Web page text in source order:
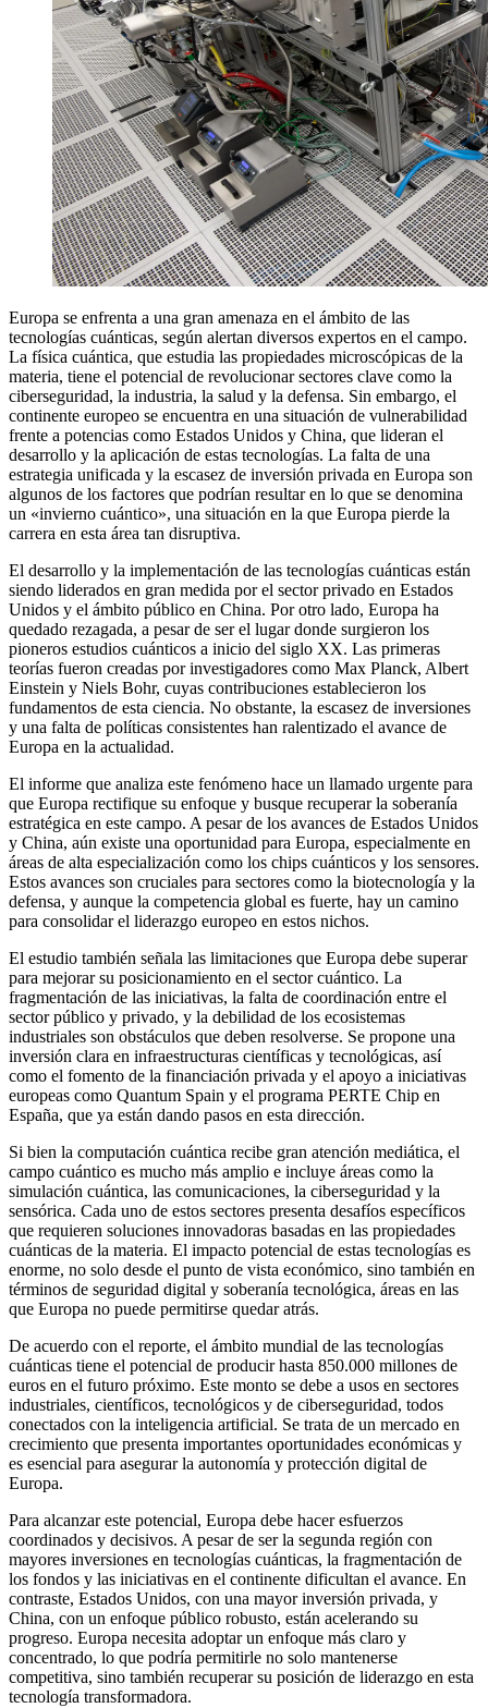
Europa se enfrenta a una gran amenaza en el ámbito de las
tecnologías cuánticas, según alertan diversos expertos en el campo.
La física cuántica, que estudia las propiedades microscópicas de la
materia, tiene el potencial de revolucionar sectores clave como la
ciberseguridad, la industria, la salud y la defensa. Sin embargo, el
continente europeo se encuentra en una situación de vulnerabilidad
frente a potencias como Estados Unidos y China, que lideran el
desarrollo y la aplicación de estas tecnologías. La falta de una
estrategia unificada y la escasez de inversión privada en Europa son
algunos de los factores que podrían resultar en lo que se denomina
un «invierno cuántico», una situación en la que Europa pierde la
carrera en esta área tan disruptiva.
El desarrollo y la implementación de las tecnologías cuánticas están
siendo liderados en gran medida por el sector privado en Estados
Unidos y el ámbito público en China. Por otro lado, Europa ha
quedado rezagada, a pesar de ser el lugar donde surgieron los
pioneros estudios cuánticos a inicio del siglo XX. Las primeras
teorías fueron creadas por investigadores como Max Planck, Albert
Einstein y Niels Bohr, cuyas contribuciones establecieron los
fundamentos de esta ciencia. No obstante, la escasez de inversiones
y una falta de políticas consistentes han ralentizado el avance de
Europa en la actualidad.
El informe que analiza este fenómeno hace un llamado urgente para
que Europa rectifique su enfoque y busque recuperar la soberanía
estratégica en este campo. A pesar de los avances de Estados Unidos
y China, aún existe una oportunidad para Europa, especialmente en
áreas de alta especialización como los chips cuánticos y los sensores.
Estos avances son cruciales para sectores como la biotecnología y la
defensa, y aunque la competencia global es fuerte, hay un camino
para consolidar el liderazgo europeo en estos nichos.
El estudio también señala las limitaciones que Europa debe superar
para mejorar su posicionamiento en el sector cuántico. La
fragmentación de las iniciativas, la falta de coordinación entre el
sector público y privado, y la debilidad de los ecosistemas
industriales son obstáculos que deben resolverse. Se propone una
inversión clara en infraestructuras científicas y tecnológicas, así
como el fomento de la financiación privada y el apoyo a iniciativas
europeas como Quantum Spain y el programa PERTE Chip en
España, que ya están dando pasos en esta dirección.
Si bien la computación cuántica recibe gran atención mediática, el
campo cuántico es mucho más amplio e incluye áreas como la
simulación cuántica, las comunicaciones, la ciberseguridad y la
sensórica. Cada uno de estos sectores presenta desafíos específicos
que requieren soluciones innovadoras basadas en las propiedades
cuánticas de la materia. El impacto potencial de estas tecnologías es
enorme, no solo desde el punto de vista económico, sino también en
términos de seguridad digital y soberanía tecnológica, áreas en las
que Europa no puede permitirse quedar atrás.
De acuerdo con el reporte, el ámbito mundial de las tecnologías
cuánticas tiene el potencial de producir hasta 850.000 millones de
euros en el futuro próximo. Este monto se debe a usos en sectores
industriales, científicos, tecnológicos y de ciberseguridad, todos
conectados con la inteligencia artificial. Se trata de un mercado en
crecimiento que presenta importantes oportunidades económicas y
es esencial para asegurar la autonomía y protección digital de
Europa.
Para alcanzar este potencial, Europa debe hacer esfuerzos
coordinados y decisivos. A pesar de ser la segunda región con
mayores inversiones en tecnologías cuánticas, la fragmentación de
los fondos y las iniciativas en el continente dificultan el avance. En
contraste, Estados Unidos, con una mayor inversión privada, y
China, con un enfoque público robusto, están acelerando su
progreso. Europa necesita adoptar un enfoque más claro y
concentrado, lo que podría permitirle no solo mantenerse
competitiva, sino también recuperar su posición de liderazgo en esta
tecnología transformadora.